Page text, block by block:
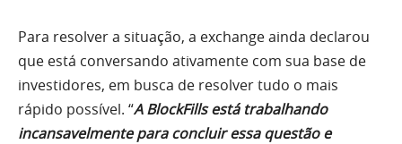
Para resolver a situação, a exchange ainda declarou
que está conversando ativamente com sua base de
investidores, em busca de resolver tudo o mais
rápido possível. “A BlockFills está trabalhando
incansavelmente para concluir essa questão e